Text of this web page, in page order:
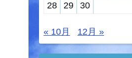
28
29 30
« 10月 12月 »